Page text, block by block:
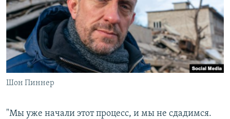
Шон Пиннер
"Мы уже начали этот процесс, и мы не сдадимся.